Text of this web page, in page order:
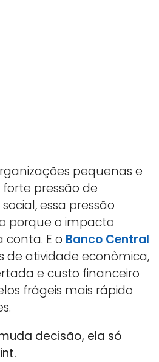
pequenas e
pressão de
social, essa pressão
porque o impacto
E o Banco Central
de atividade econômica,
e custo financeiro
frágeis mais rápido
decisão, ela só